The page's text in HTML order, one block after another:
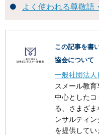
よく使われる尊敬語
この記事を書
協会について
一般社団法
スメール教
中心とした
る、さまざ
ンサルティ
を提供して